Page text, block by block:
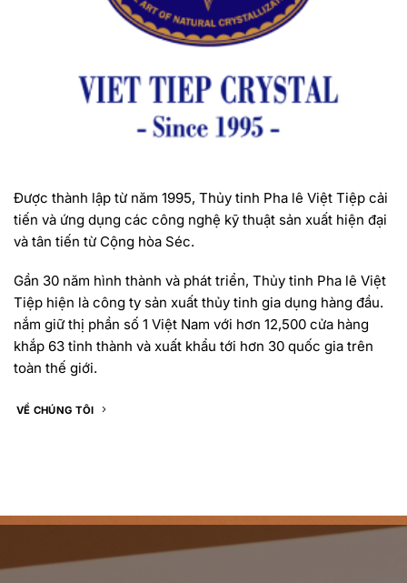
Được thành lập từ năm 1995, Thủy tinh Pha lê Việt Tiệp cải
tiến và ứng dụng các công nghệ kỹ thuật sản xuất hiện đại
và tân tiến từ Cộng hòa Séc.
Gần 30 năm hình thành và phát triển, Thủy tinh Pha lê Việt
Tiệp hiện là công ty sản xuất thủy tinh gia dụng hàng đầu.
nắm giữ thị phần số 1 Việt Nam với hơn 12,500 cửa hàng
khắp 63 tỉnh thành và xuất khẩu tới hơn 30 quốc gia trên
toàn thế giới.
VỀ CHÚNG TÔI